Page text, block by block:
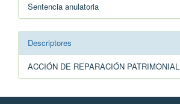
Sentencia anulatoria
Descriptores
ACCIÓN DE REPARACIÓN PATRIMONIAL